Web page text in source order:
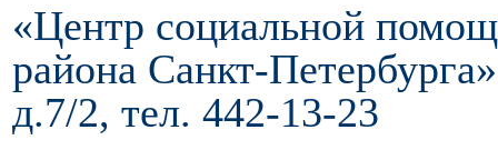
«Центр социальной
района Санкт-
д.7/2, тел. 442-13-23